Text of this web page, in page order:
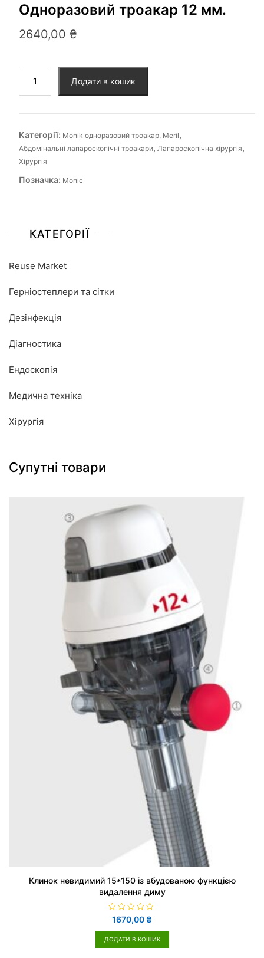
Одноразовий троакар 12 мм.
2640,00 ₴
Додати в кошик
Категорії: Monik одноразовий троакар, Meril,
Абдомінальні лапароскопічні троакари, Лапароскопічна хірургія,
Хірургія
Позначка: Monic
КАТЕГОРІЇ
Reuse Market
Герніостеплери та сітки
Дезінфекція
Діагностика
Ендоскопія
Медична техніка
Хірургія
Супутні товари
Клинок невидимий 15*150 із вбудованою функцією
видалення диму
О
і
н
1670,00 ₴
ДОДАТИ В КОШИК